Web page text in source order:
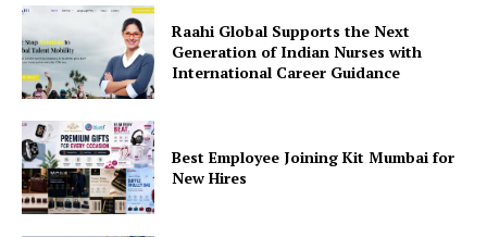
Raahi Global Supports the Next
Generation of Indian Nurses with
International Career Guidance
Best Employee Joining Kit Mumbai for
New Hires